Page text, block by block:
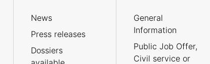
News
Press releases
Dossiers
General
Information
Public Job Offer,
Civil service or